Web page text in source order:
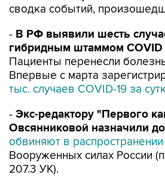
сводка событий,
- В РФ выявили шесть
гибридным штаммом COVID
Пациенты перенесли
Впервые с марта
тыс. случаев СOVID-19 за
- Экс-редактору "Первого
Овсянниковой назначили
обвиняют в
Вооруженных силах России
207.3 УК).